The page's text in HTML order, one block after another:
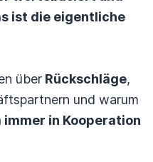
ist die eigentliche
über Rückschläge,
und warum
in Kooperation